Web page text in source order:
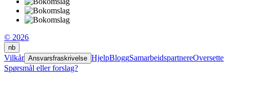
© 2026
nb
Vilkår Ansvarsfraskrivelse HjelpBloggSamarbeidspartnereOversette
Spørsmål eller forslag?